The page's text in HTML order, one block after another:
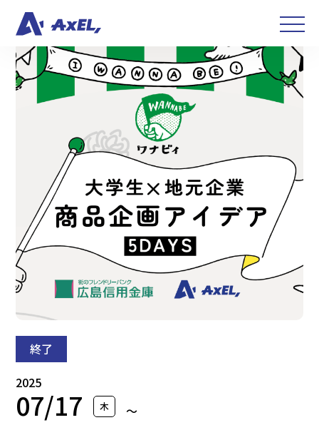
終了
2025
07/17 木 〜